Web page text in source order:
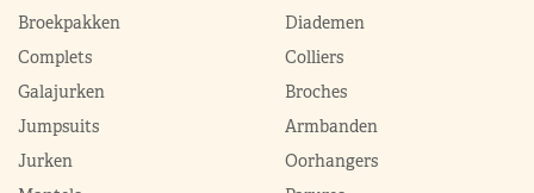
Broekpakken
Complets
Galajurken
Jumpsuits
Jurken
Diademen
Colliers
Broches
Armbanden
Oorhangers